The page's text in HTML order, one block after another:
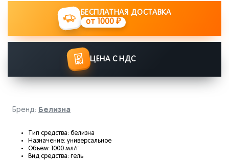
Бренд: Белизна
Тип средства: белизна
Назначение: универсальное
Объем: 1000 мл/г
Вид средства: гель
БЕСПЛАТНАЯ ДОСТАВКА
от 1000 ₽
ЦЕНА С НДС